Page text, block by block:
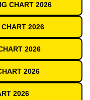
CHART 2026
2026
2026
2026
2026